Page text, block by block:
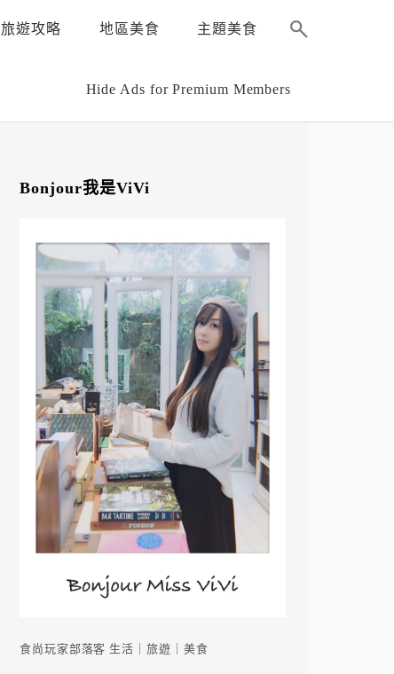
旅遊攻略 地區美食 主題美食
Hide Ads for Premium Members
Bonjour我是ViVi
食尚玩家部落客 生活｜旅遊｜美食